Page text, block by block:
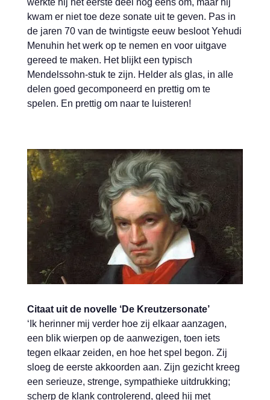
werkte hij het eerste deel nog eens om, maar hij
kwam er niet toe deze sonate uit te geven. Pas in
de jaren 70 van de twintigste eeuw besloot Yehudi
Menuhin het werk op te nemen en voor uitgave
gereed te maken. Het blijkt een typisch
Mendelssohn-stuk te zijn. Helder als glas, in alle
delen goed gecomponeerd en prettig om te
spelen. En prettig om naar te luisteren!
Citaat uit de novelle ‘De Kreutzersonate’
‘Ik herinner mij verder hoe zij elkaar aanzagen,
een blik wierpen op de aanwezigen, toen iets
tegen elkaar zeiden, en hoe het spel begon. Zij
sloeg de eerste akkoorden aan. Zijn gezicht kreeg
een serieuze, strenge, sympathieke uitdrukking;
scherp de klank controlerend, gleed hij met